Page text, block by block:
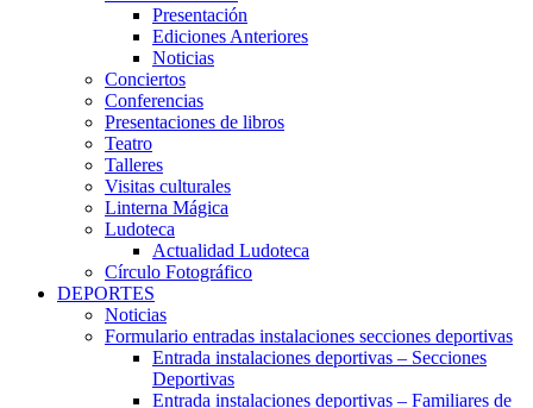
Presentación
Ediciones Anteriores
Noticias
Conciertos
Conferencias
Presentaciones de libros
Teatro
Talleres
Visitas culturales
Linterna Mágica
Ludoteca
Actualidad Ludoteca
Círculo Fotográfico
DEPORTES
Noticias
Formulario entradas instalaciones secciones deportivas
Entrada instalaciones deportivas – Secciones
Deportivas
Entrada instalaciones deportivas – Familiares de